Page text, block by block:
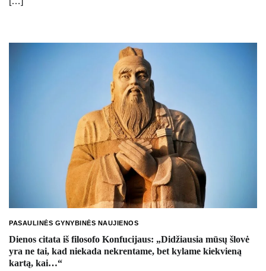
PASAULINĖS GYNYBINĖS NAUJIENOS
Dienos citata iš filosofo Konfucijaus: „Didžiausia mūsų šlovė
yra ne tai, kad niekada nekrentame, bet kylame kiekvieną
kartą, kai…“